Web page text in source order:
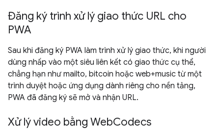
Đăng ký trình xử lý giao thức URL cho
PWA
Sau khi đăng ký PWA làm trình xử lý giao thức, khi người
dùng nhấp vào một siêu liên kết có giao thức cụ thể,
chẳng hạn như mailto, bitcoin hoặc web+music từ một
trình duyệt hoặc ứng dụng dành riêng cho nền tảng,
PWA đã đăng ký sẽ mở và nhận URL.
Xử lý video bằng WebCodecs